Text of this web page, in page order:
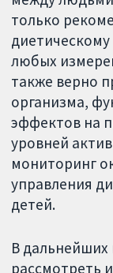
только
любых
также верно
организма,
эффектов на
уровней
мониторинг
управления
детей.
В дальнейших
рассмотреть